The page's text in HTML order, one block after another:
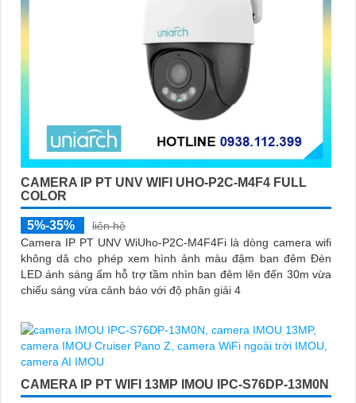
CAMERA IP PT UNV WIFI UHO-P2C-M4F4 FULL
COLOR
5%-35%
liên hệ
Camera IP PT UNV WiUho-P2C-M4F4Fi là dòng camera wifi
không dâ cho phép xem hình ảnh màu đậm ban đêm Đèn
LED ánh sáng ấm hỗ trợ tầm nhìn ban đêm lên đến 30m vừa
chiếu sáng vừa cảnh báo với độ phân giải 4
CAMERA IP PT WIFI 13MP IMOU IPC-S76DP-13M0N